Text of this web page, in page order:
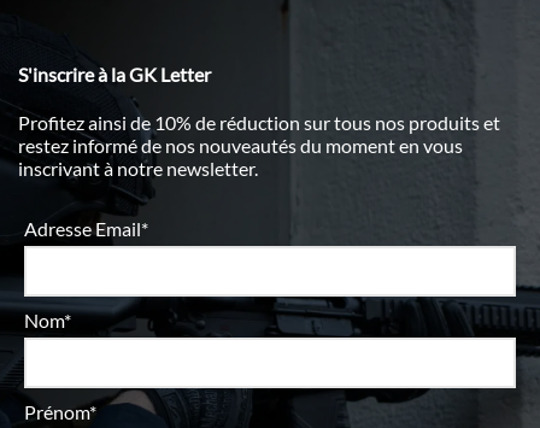
S'inscrire à la GK Letter
Profitez ainsi de 10% de réduction sur tous nos produits et
restez informé de nos nouveautés du moment en vous
inscrivant à notre newsletter.
Adresse Email*
Nom*
Prénom*